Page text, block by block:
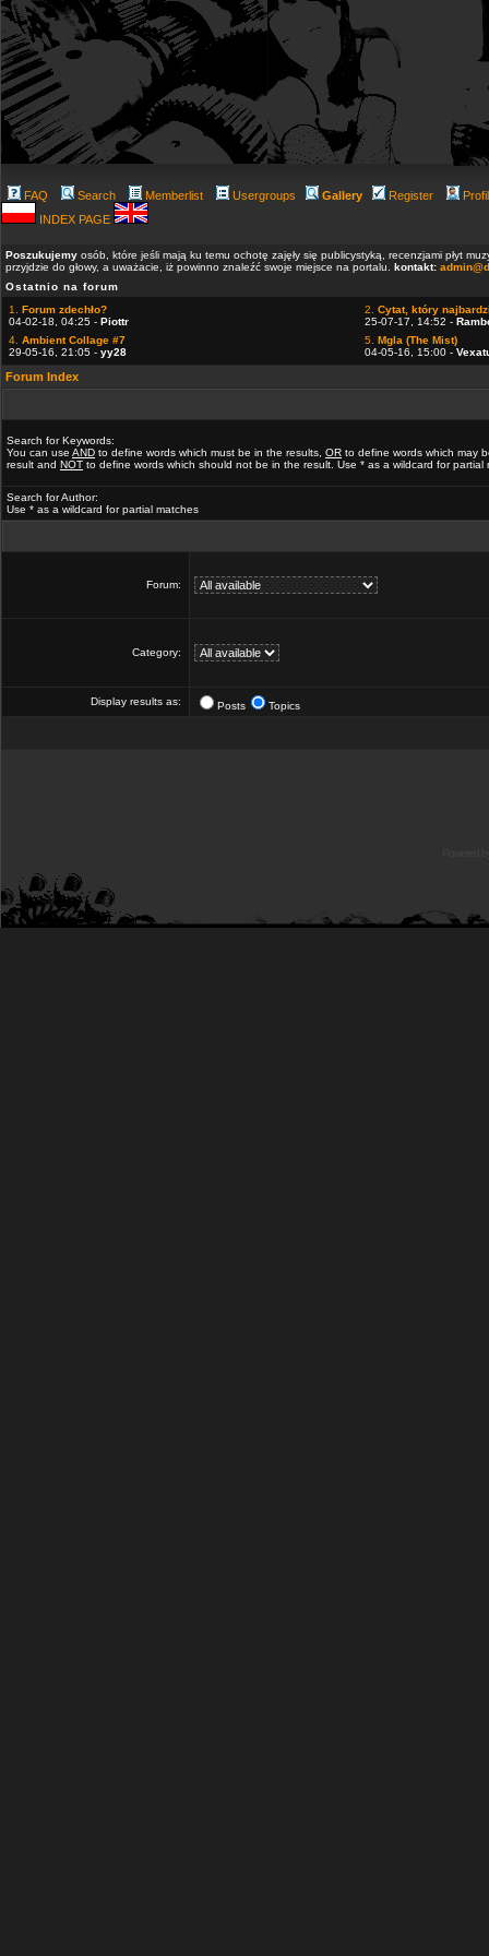
FAQ Search Memberlist Usergroups Gallery Register
INDEX PAGE
Poszukujemy osób, które jeśli mają ku temu ochotę zajęły się publicystyką, recenzjami płyt
przyjdzie do głowy, a uważacie, iż powinno znaleźć swoje miejsce na portalu. kontakt:
Ostatnio na forum
1. Forum zdechło?
04-02-18, 04:25 - Piottr
2. Cytat, który
25-07-17, 14:52 -
4. Ambient Collage #7
29-05-16, 21:05 - yy28
5. Mgla (The Mist)
04-05-16, 15:00 -
Forum Index
Search for Keywords:
You can use AND to define words which must be in the results, OR to define words which may
result and NOT to define words which should not be in the result. Use * as a wildcard for partial
Search for Author:
Use * as a wildcard for partial matches
Forum:
Category:
Display results as: Posts Topics